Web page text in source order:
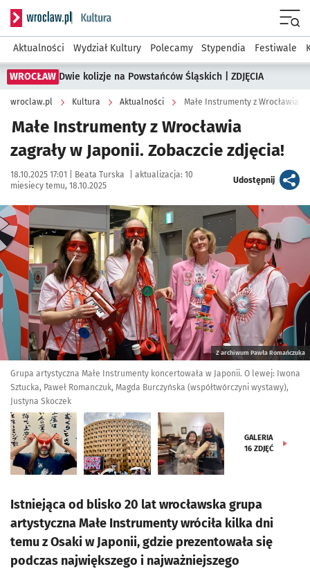
Serwis informacyjny wroclaw.pl podserwis: Kultura
Aktualności Wydział Kultury Polecamy Stypendia Festiwale
WROCŁAW Dwie kolizje na Powstańców Śląskich | ZDJĘCIA
wroclaw.pl Kultura Aktualności Małe Instrumenty z Wrocławia
Małe Instrumenty z Wrocławia
zagrały w Japonii. Zobaczcie zdjęcia!
Data publikacji:
18.10.2025 17:01 | Autor:
Beata Turska aktualizacja: 10
miesiecy temu, 18.10.2025
Udostępnijartykuł
Kliknij, aby zobaczyć galerię
Z archiwum Pawła Romańczuka
Grupa artystyczna Małe Instrumenty koncertowała w Japonii. O lewej: Iwona
Sztucka, Paweł Romanczuk, Magda Burczyńska (współtwórczyni wystawy),
Justyna Skoczek
GALERIA
16 ZDJĘĆ
Istniejąca od blisko 20 lat wrocławska grupa
artystyczna Małe Instrumenty wróciła kilka dni
temu z Osaki w Japonii, gdzie prezentowała się
podczas największego i najważniejszego